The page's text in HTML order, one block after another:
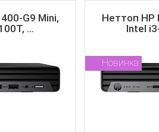
G9 Mini,
...
Неттоп HP
Intel
Новинка